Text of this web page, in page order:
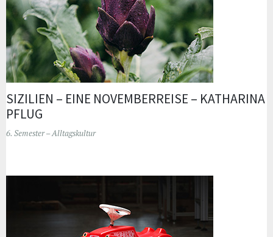
SIZILIEN – EINE NOVEMBERREISE – KATHARINA
PFLUG
6. Semester – Alltagskultur